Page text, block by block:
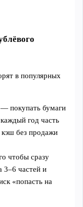
в популярных
— покупать бумаги
год часть
кэш без продажи
чтобы сразу
3–6 частей и
«попасть на